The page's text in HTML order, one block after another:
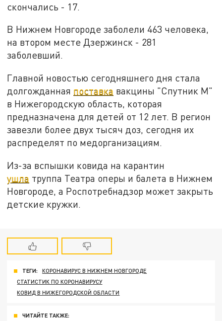
скончались - 17.
В Нижнем Новгороде заболели 463 человека,
на втором месте Дзержинск - 281
заболевший.
Главной новостью сегодняшнего дня стала
долгожданная поставка вакцины "Спутник М"
в Нижегородскую область, которая
предназначена для детей от 12 лет. В регион
завезли более двух тысяч доз, сегодня их
распределят по медорганизациям.
Из-за вспышки ковида на карантин
ушла труппа Театра оперы и балета в Нижнем
Новгороде, а Роспотребнадзор может закрыть
детские кружки.
ТЕГИ:
КОРОНАВИРУС В НИЖНЕМ НОВГОРОДЕ
СТАТИСТИК ПО КОРОНАВИРУСУ
КОВИД В НИЖЕГОРОДСКОЙ ОБЛАСТИ
ЧИТАЙТЕ ТАКЖЕ: